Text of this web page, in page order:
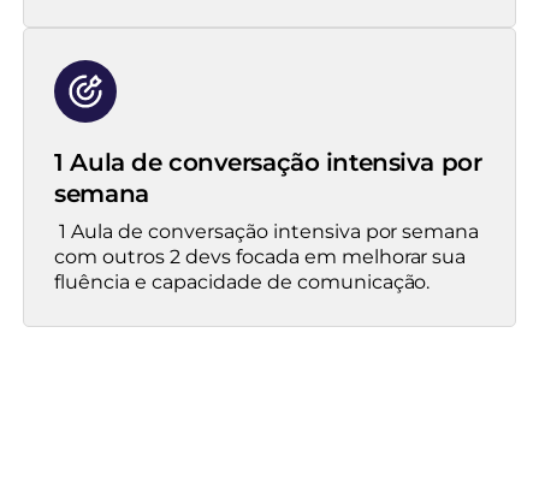
1 Aula de conversação intensiva por
semana
1 Aula de conversação intensiva por semana
com outros 2 devs focada em melhorar sua
fluência e capacidade de comunicação.